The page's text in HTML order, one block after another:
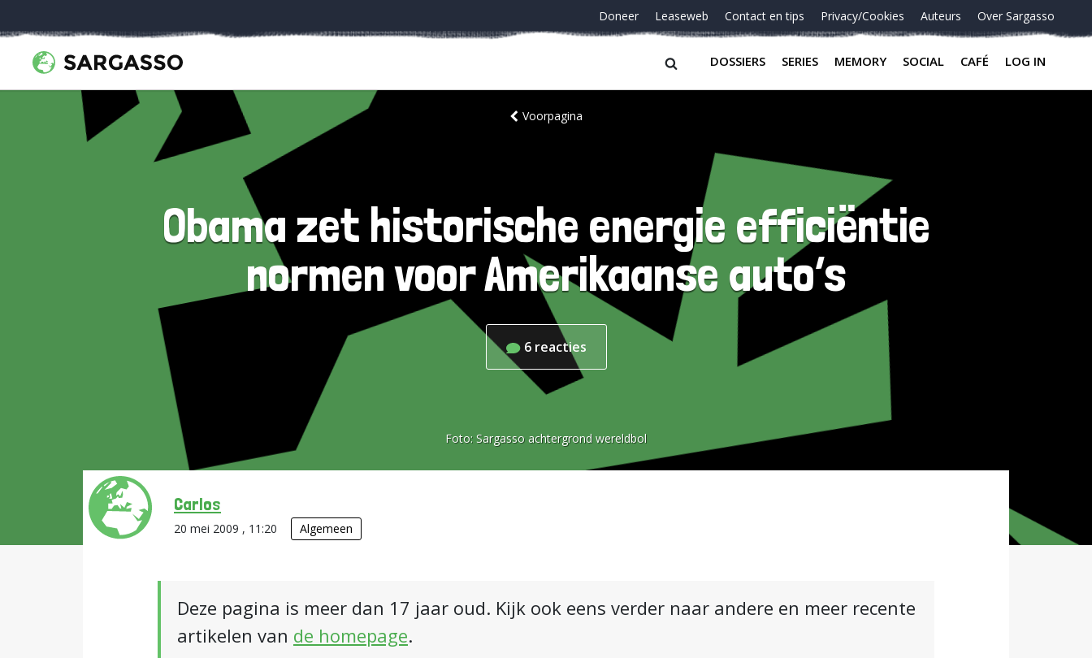
Doneer Leaseweb Contact en tips Privacy/Cookies Auteurs Over Sargasso
DOSSIERS SERIES MEMORY SOCIAL CAFÉ LOG IN
Voorpagina
Obama zet historische energie efficiëntie
normen voor Amerikaanse auto’s
6 reacties
Foto: Sargasso achtergrond wereldbol
Carlos
20 mei 2009 , 11:20 Algemeen
Deze pagina is meer dan 17 jaar oud. Kijk ook eens verder naar andere en meer recente
artikelen van de homepage.